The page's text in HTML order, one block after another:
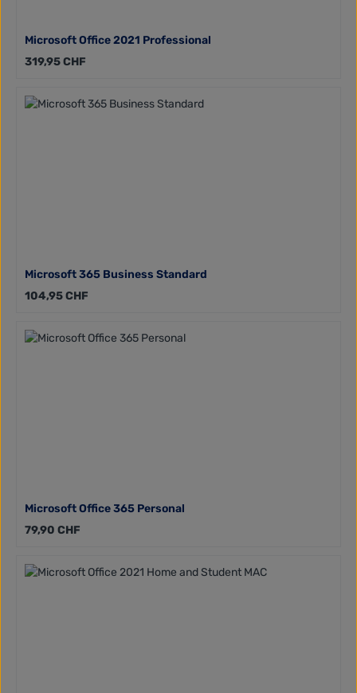
Microsoft Office 2021 Professional
Regulärer Preis:
319,95 CHF
Microsoft 365 Business Standard
Regulärer Preis:
104,95 CHF
Microsoft Office 365 Personal
Regulärer Preis:
79,90 CHF